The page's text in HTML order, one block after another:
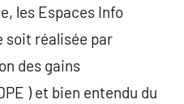
les Espaces Info
soit réalisée par
des gains
) et bien entendu du